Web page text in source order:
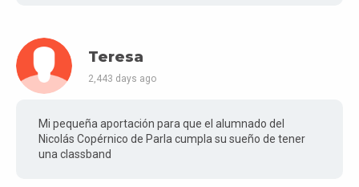
Teresa
2,443 days ago
Mi pequeña aportación para que el alumnado del
Nicolás Copérnico de Parla cumpla su sueño de tener
una classband